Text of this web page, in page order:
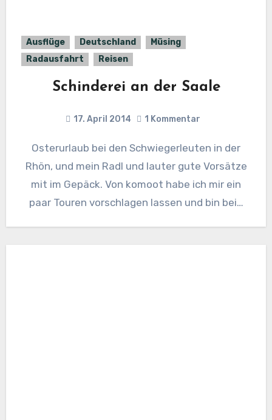
Ausflüge Deutschland
Müsing
Radausfahrt
Reisen
Schinderei an der Saale
17. April 2014 1 Kommentar
Osterurlaub bei den Schwiegerleuten in der
Rhön, und mein Radl und lauter gute Vorsätze
mit im Gepäck. Von komoot habe ich mir ein
paar Touren vorschlagen lassen und bin bei…